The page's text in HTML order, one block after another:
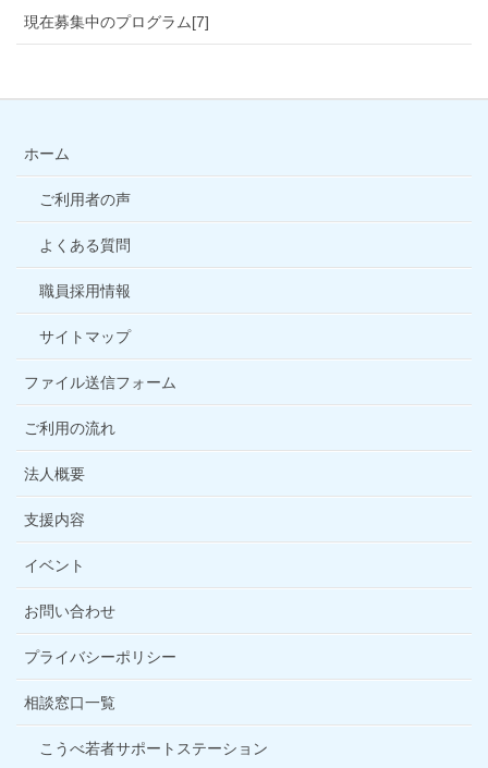
現在募集中のプログラム[7]
ホーム
ご利用者の声
よくある質問
職員採用情報
サイトマップ
ファイル送信フォーム
ご利用の流れ
法人概要
支援内容
イベント
お問い合わせ
プライバシーポリシー
相談窓口一覧
こうべ若者サポートステーション